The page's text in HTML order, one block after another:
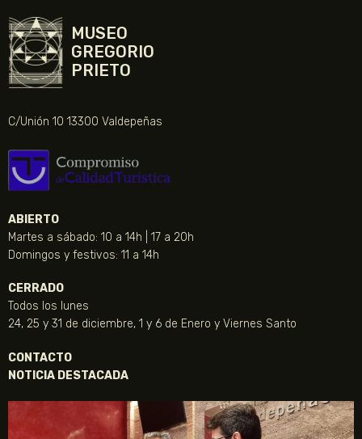
MUSEO
GREGORIO
PRIETO
C/Unión 10 13300 Valdepeñas
ABIERTO
Martes a sábado: 10 a 14h | 17 a 20h
Domingos y festivos: 11 a 14h
CERRADO
Todos los lunes
24, 25 y 31 de diciembre, 1 y 6 de Enero y Viernes Santo
CONTACTO
NOTICIA DESTACADA